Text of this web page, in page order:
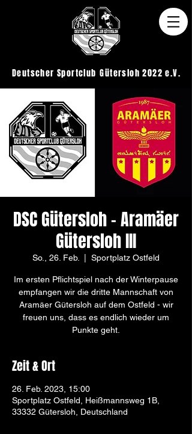
Gütersloh 2022 e.V.
Deutscher Sportclub
DSC Gütersloh - Aramäer
Gütersloh III
So., 26. Feb. Sportplatz Ostfeld
Im ersten Pflichtspiel nach der Winterpause
empfangen wir die dritte Mannschaft von
Aramäer Gütersloh auf dem Ostfeld - wir
freuen uns, dass es endlich wieder um
Punkte geht.
Zeit & Ort
26. Feb. 2023, 15:00
Sportplatz Ostfeld, Heißmannsweg 1B,
33332 Gütersloh, Deutschland